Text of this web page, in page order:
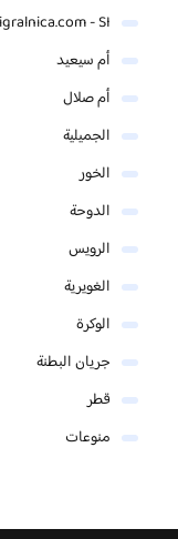
- SI
أم سيعيد
أم صلال
الجميلية
الخور
الدوحة
الرويس
الغويرية
الوكرة
جريان البطنة
قطر
منوعات